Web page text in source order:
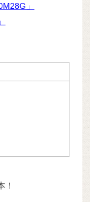
」
！